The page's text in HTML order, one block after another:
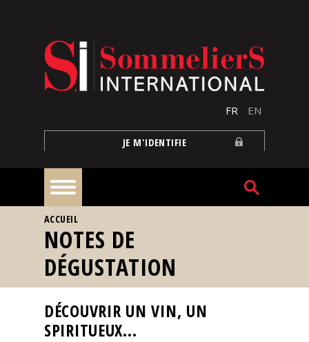
FR EN
JE M'IDENTIFIE
À
la
une
Reportages
Nos
VOUS ÊTES ICI
ACCUEIL
NOTES DE
DÉGUSTATION
DÉCOUVRIR UN VIN, UN
SPIRITUEUX...